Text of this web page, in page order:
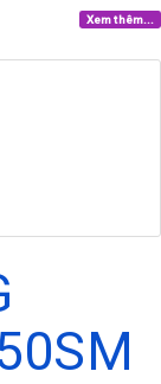
Xem thêm...